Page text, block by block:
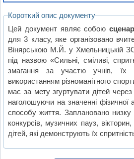
Короткий опис документу
Цей документ являє собою
для 3 класу, яке організовано
Вінярською М.Й. у Хмельницькій
під назвою «Сильні, сміливі,
змагання за участю учнів, їх
використанням різноманітного
має за мету згуртувати дітей через
наголошуючи на значенні фізичної
способу життя. Заплановано низку
конкурсів, музичних пауз,
дітей, які демонструють їх